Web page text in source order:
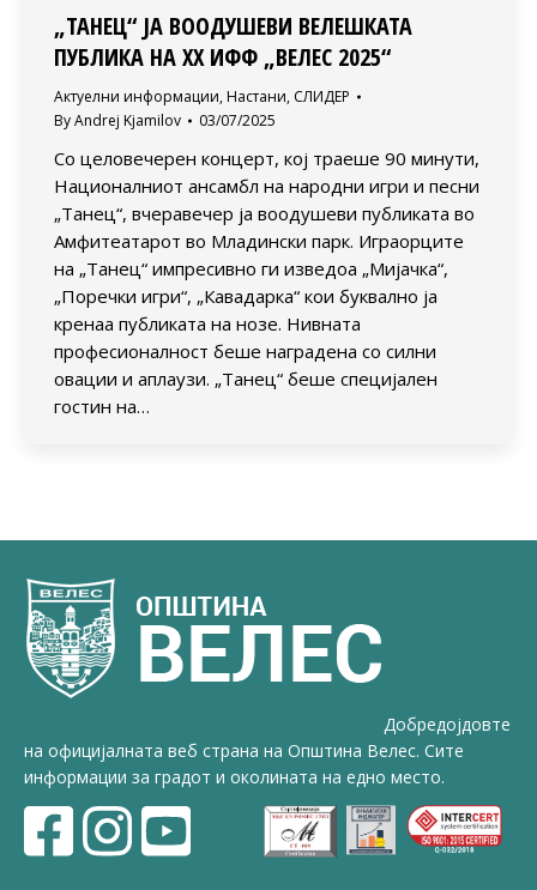
„ТАНЕЦ“ ЈА ВООДУШЕВИ ВЕЛЕШКАТА
ПУБЛИКА НА XX ИФФ „ВЕЛЕС 2025“
Актуелни информации, Настани, СЛИДЕР
ByAndrej Kjamilov 03/07/2025
Со целовечерен концерт, кој траеше 90 минути,
Националниот ансамбл на народни игри и песни
„Танец“, вчеравечер ја воодушеви публиката во
Амфитеатарот во Младински парк. Играорците
на „Танец“ импресивно ги изведоа „Мијачка“,
„Поречки игри“, „Кавадарка“ кои буквално ја
кренаа публиката на нозе. Нивната
професионалност беше наградена со силни
овации и аплаузи. „Танец“ беше специјален
гостин на…
Добредојдовте
на официјалната веб страна на Општина Велес. Сите
информации за градот и околината на едно место.